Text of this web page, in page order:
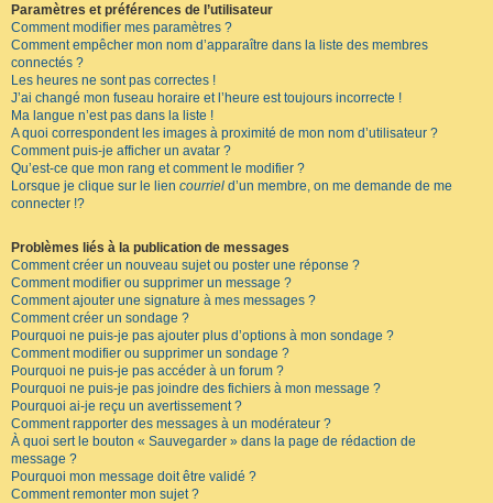
Paramètres et préférences de l’utilisateur
Comment modifier mes paramètres ?
Comment empêcher mon nom d’apparaître dans la liste des membres
connectés ?
Les heures ne sont pas correctes !
J’ai changé mon fuseau horaire et l’heure est toujours incorrecte !
Ma langue n’est pas dans la liste !
A quoi correspondent les images à proximité de mon nom d’utilisateur ?
Comment puis-je afficher un avatar ?
Qu’est-ce que mon rang et comment le modifier ?
Lorsque je clique sur le lien courriel d’un membre, on me demande de me
connecter !?
Problèmes liés à la publication de messages
Comment créer un nouveau sujet ou poster une réponse ?
Comment modifier ou supprimer un message ?
Comment ajouter une signature à mes messages ?
Comment créer un sondage ?
Pourquoi ne puis-je pas ajouter plus d’options à mon sondage ?
Comment modifier ou supprimer un sondage ?
Pourquoi ne puis-je pas accéder à un forum ?
Pourquoi ne puis-je pas joindre des fichiers à mon message ?
Pourquoi ai-je reçu un avertissement ?
Comment rapporter des messages à un modérateur ?
À quoi sert le bouton « Sauvegarder » dans la page de rédaction de
message ?
Pourquoi mon message doit être validé ?
Comment remonter mon sujet ?